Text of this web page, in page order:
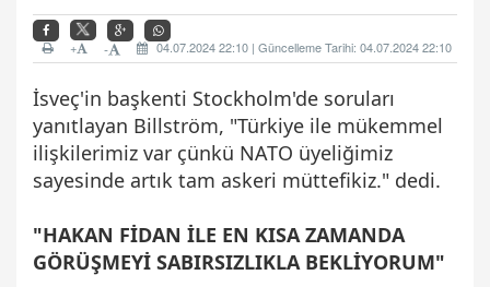
04.07.2024 22:10 | Güncelleme Tarihi: 04.07.2024 22:10
-
+
İsveç'in başkenti Stockholm'de soruları
yanıtlayan Billström, "Türkiye ile mükemmel
ilişkilerimiz var çünkü NATO üyeliğimiz
sayesinde artık tam askeri müttefikiz." dedi.
"HAKAN FİDAN İLE EN KISA ZAMANDA
GÖRÜŞMEYİ SABIRSIZLIKLA BEKLİYORUM"